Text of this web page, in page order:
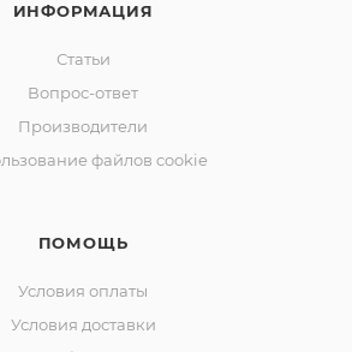
ИНФОРМАЦИЯ
Статьи
Вопрос-ответ
Производители
файлов cookie
ПОМОЩЬ
Условия оплаты
Условия доставки